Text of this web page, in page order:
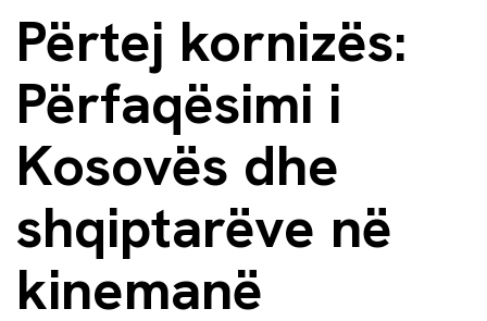
Përtej kornizës:
Përfaqësimi i
Kosovës dhe
shqiptarëve në
kinemanë